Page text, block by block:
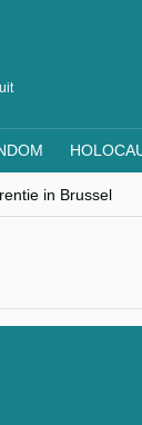
in Brussel
Jinnih Beels
travel en